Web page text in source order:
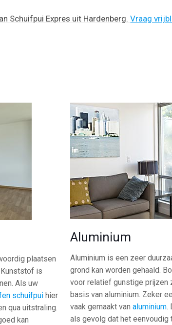
Schuifpui Expres uit Hardenberg.Vraag
plaatsen
is
Als uw
schuifpui hier
qua uitstraling.
kan
Aluminium
Aluminium is een zeer
grond kan worden gehaald.
voor relatief gunstige prijzen
basis van aluminium. Zeker
vaak gemaakt van aluminium.
als gevolg dat het eenvoudig